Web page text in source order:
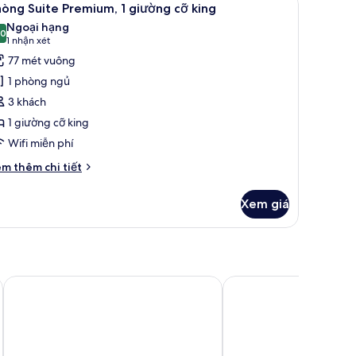
4 Suite Premium, 1 giường cỡ king
trên 10
Ngoại hạng
1 nhận xét
(1
nhận
xét)
77 mét vuông
1 phòng ngủ
3 khách
1 giường cỡ king
Wifi miễn phí
thêm chi tiết
Xem giá
Candlewood Suites Dumfries - Quantico by IHGHyatt Place National